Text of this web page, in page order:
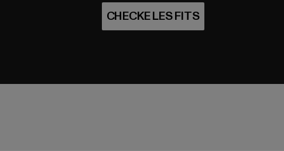
CHECKE LES FITS